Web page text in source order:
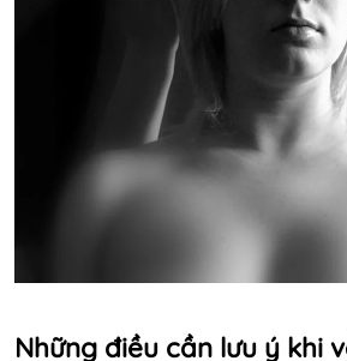
Những điều cần lưu ý khi